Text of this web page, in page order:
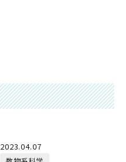
2023.04.07